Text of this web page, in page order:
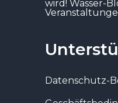
wird! Wasser-
Datenschutz-